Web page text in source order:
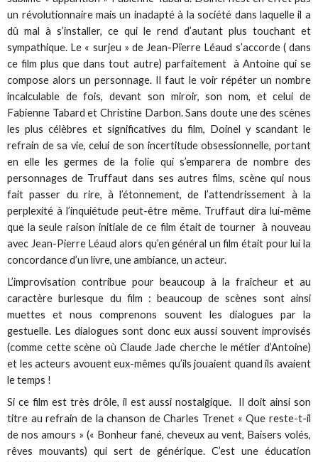
un révolutionnaire mais un inadapté à la société dans laquelle il a
dû mal à s’installer, ce qui le rend d’autant plus touchant et
sympathique. Le « surjeu » de Jean-Pïerre Léaud s’accorde ( dans
ce film plus que dans tout autre) parfaitement à Antoine qui se
compose alors un personnage. Il faut le voir répéter un nombre
incalculable de fois, devant son miroir, son nom, et celui de
Fabienne Tabard et Christine Darbon. Sans doute une des scènes
les plus célèbres et significatives du film, Doinel y scandant le
refrain de sa vie, celui de son incertitude obsessionnelle, portant
en elle les germes de la folie qui s’emparera de nombre des
personnages de Truffaut dans ses autres films, scène qui nous
fait passer du rire, à l’étonnement, de l’attendrissement à la
perplexité à l’inquiétude peut-être même. Truffaut dira lui-même
que la seule raison initiale de ce film était de tourner à nouveau
avec Jean-Pierre Léaud alors qu’en général un film était pour lui la
concordance d’un livre, une ambiance, un acteur.
L’improvisation contribue pour beaucoup à la fraîcheur et au
caractère burlesque du film : beaucoup de scènes sont ainsi
muettes et nous comprenons souvent les dialogues par la
gestuelle. Les dialogues sont donc eux aussi souvent improvisés
(comme cette scène où Claude Jade cherche le métier d’Antoine)
et les acteurs avouent eux-mêmes qu’ils jouaient quand ils avaient
le temps !
Si ce film est très drôle, il est aussi nostalgique. Il doit ainsi son
titre au refrain de la chanson de Charles Trenet « Que reste-t-il
de nos amours » (« Bonheur fané, cheveux au vent, Baisers volés,
rêves mouvants) qui sert de générique. C’est une éducation